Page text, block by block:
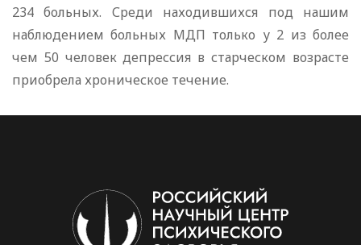
234 больных. Среди находившихся под нашим
наблюдением больных МДП только у 2 из более
чем 50 человек депрессия в старческом возрасте
приобрела хроническое течение.